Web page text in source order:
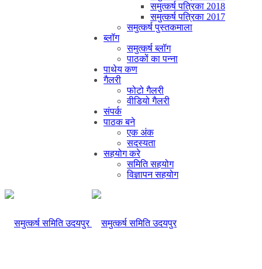
समुत्कर्ष पत्रिका 2018
समुत्कर्ष पत्रिका 2017
समुत्कर्ष पुस्तकमाला
ब्लॉग
समुत्कर्ष ब्लॉग
पाठकों का पन्ना
पाथेय कण
गैलरी
फोटो गैलरी
वीडियो गैलरी
संपर्क
पाठक बने
एक अंक
सदस्यता
सहयोग करे
समिति सहयोग
विज्ञापन सहयोग